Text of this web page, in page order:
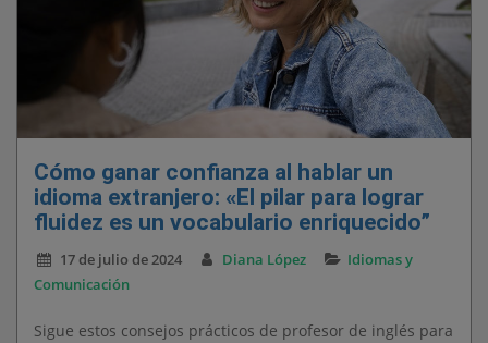
Cómo ganar confianza al hablar un
idioma extranjero: «El pilar para lograr
fluidez es un vocabulario enriquecido”
17 de julio de 2024 Diana López
Idiomas y
Comunicación
Sigue estos consejos prácticos de profesor de inglés para